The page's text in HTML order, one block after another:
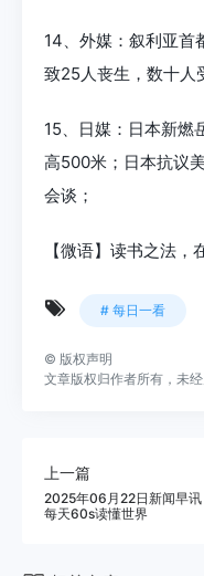
14、外媒：叙利亚首
致25人丧生，数十人
15、日媒：日本新燃
高500米；日本抗议
会谈；
【微语】读书之法，
# 每日一看
© 版权声明
文章版权归作者所有，未经
上一篇
2025年06月22日新闻早讯
每天60s读懂世界